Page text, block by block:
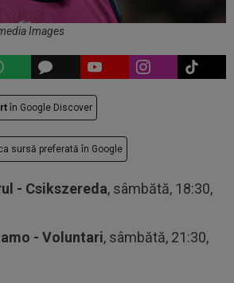
Images
în Google Discover
sursă preferată în Google
- Csikszereda, sâmbătă, 18:30,
- Voluntari, sâmbătă, 21:30,